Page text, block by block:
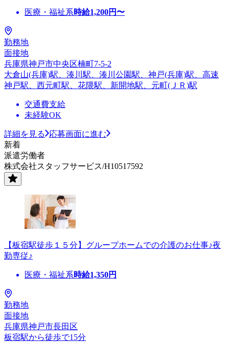
医療・福祉系時給1,200円〜
勤務地
面接地
兵庫県神戸市中央区楠町7-5-2
大倉山(兵庫)駅、湊川駅、湊川公園駅、神戸(兵庫)駅、高速
神戸駅、西元町駅、花隈駅、新開地駅、元町(ＪＲ)駅
交通費支給
未経験OK
詳細を見る
応募画面に進む
新着
派遣労働者
株式会社スタッフサービス/H10517592
【板宿駅徒歩１５分】グループホームでの介護のお仕事♪夜
勤専従♪
医療・福祉系時給1,350円
勤務地
面接地
兵庫県神戸市長田区
板宿駅から徒歩で15分